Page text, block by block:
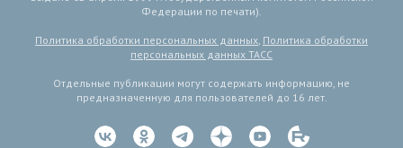
Федерации по печати).
Политика обработки персональных данных, Политика обработки
персональных данных ТАСС
Отдельные публикации могут содержать информацию, не
предназначенную для пользователей до 16 лет.